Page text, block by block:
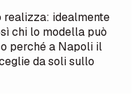
realizza: idealmente
chi lo modella può
perché a Napoli il
da soli sullo